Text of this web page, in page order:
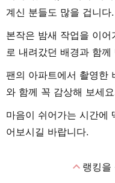
계신 분들도 많을 겁니다.
본작은 밤새 작업을 이
로 내려갔던 배경과 함
팬의 아파트에서 촬영한
와 함께 꼭 감상해 보세
마음이 쉬어가는 시간에
어보시길 바랍니다.
expand_less랭킹을